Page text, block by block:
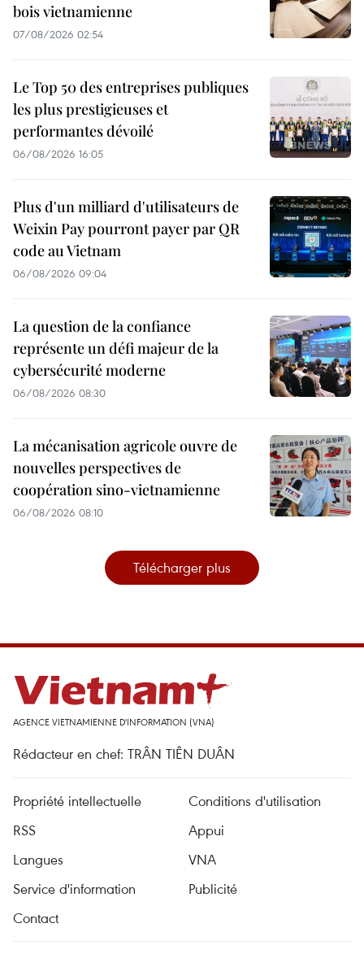
bois vietnamienne
07/08/2026 02:54
Le Top 50 des entreprises publiques
les plus prestigieuses et
performantes dévoilé
06/08/2026 16:05
Plus d'un milliard d'utilisateurs de
Weixin Pay pourront payer par QR
code au Vietnam
06/08/2026 09:04
La question de la confiance
représente un défi majeur de la
cybersécurité moderne
06/08/2026 08:30
La mécanisation agricole ouvre de
nouvelles perspectives de
coopération sino-vietnamienne
06/08/2026 08:10
Télécharger plus
AGENCE VIETNAMIENNE D'INFORMATION (VNA)
Rédacteur en chef: TRÂN TIÊN DUÂN
Propriété intellectuelle
Conditions d'utilisation
RSS
Appui
Langues
VNA
Service d'information
Publicité
Contact